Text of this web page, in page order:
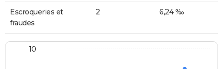
Escroqueries et
fraudes
2 6,24 ‰
10